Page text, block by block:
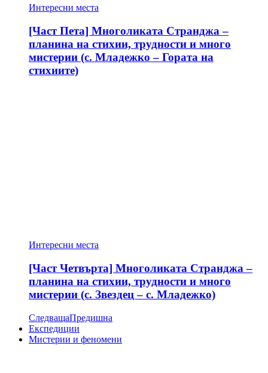
Интересни места
[Част Пета] Многоликата Странджа –
планина на стихии, трудности и много
мистерии (с. Младежко – Гората на
стихиите)
Интересни места
[Част Четвърта] Многоликата Странджа –
планина на стихии, трудности и много
мистерии (с. Звездец – с. Младежко)
СледващаПредишна
Експедиции
Мистерии и феномени